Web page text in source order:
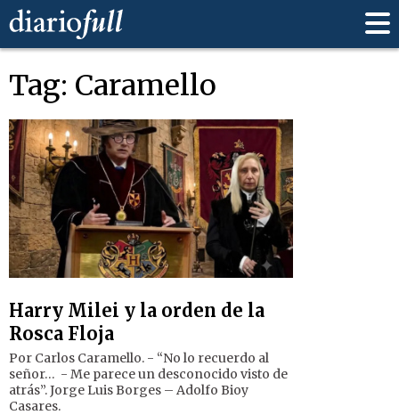
Tag: Caramello
Harry Milei y la orden de la
Rosca Floja
Por Carlos Caramello. - “No lo recuerdo al
señor… - Me parece un desconocido visto de
atrás”. Jorge Luis Borges – Adolfo Bioy
Casares.